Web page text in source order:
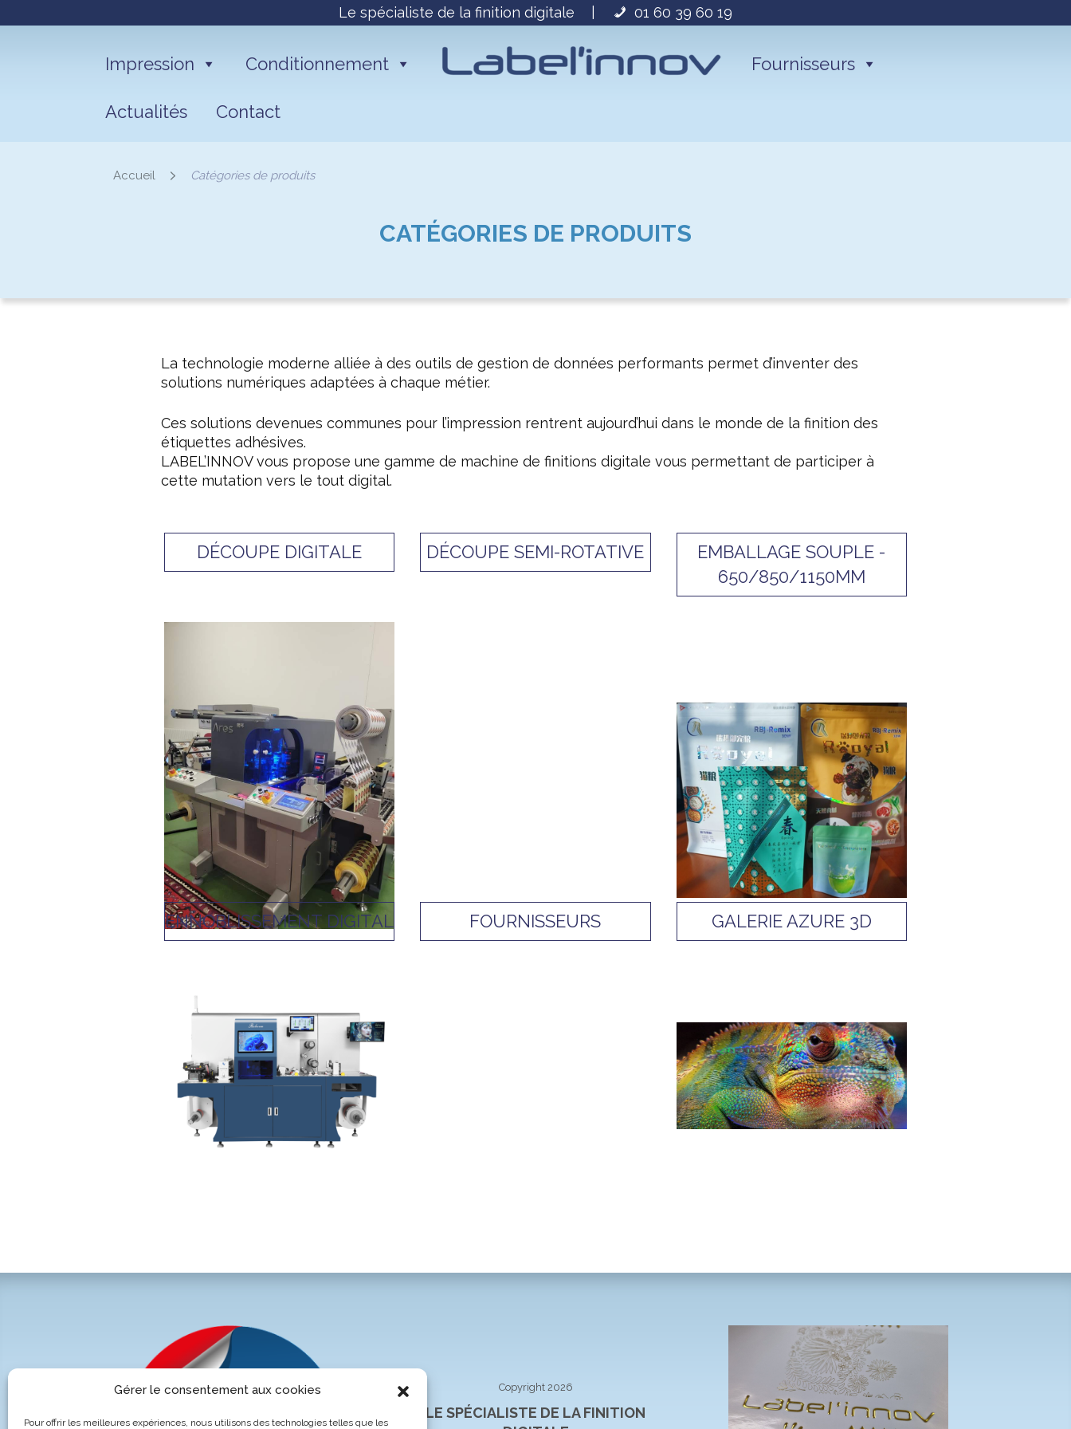
Gérer le consentement aux cookies
Pour offrir les meilleures expériences, nous utilisons des technologies telles que les
Le spécialiste de la finition digitale 01 60 39 60 19
Impression Conditionnement Fournisseurs
Actualités Contact
Accueil Catégories de produits
CATÉGORIES DE PRODUITS
La technologie moderne alliée à des outils de gestion de données performants permet d’inventer des
solutions numériques adaptées à chaque métier.
Ces solutions devenues communes pour l’impression rentrent aujourd’hui dans le monde de la finition des
étiquettes adhésives.
LABEL’INNOV vous propose une gamme de machine de finitions digitale vous permettant de participer à
cette mutation vers le tout digital.
DÉCOUPE DIGITALE DÉCOUPE SEMI-ROTATIVE
EMBALLAGE SOUPLE -
650/850/1150MM
ENNOBLISSEMENT DIGITAL FOURNISSEURS GALERIE AZURE 3D
Copyright 2026
LE SPÉCIALISTE DE LA FINITION